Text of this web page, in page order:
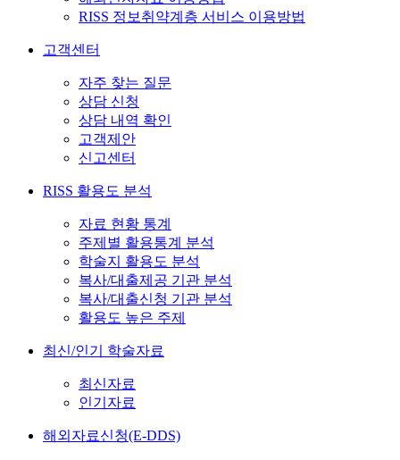
RISS 정보취약계층 서비스 이용방법
고객센터
자주 찾는 질문
상담 신청
상담 내역 확인
고객제안
신고센터
RISS 활용도 분석
자료 현황 통계
주제별 활용통계 분석
학술지 활용도 분석
복사/대출제공 기관 분석
복사/대출신청 기관 분석
활용도 높은 주제
최신/인기 학술자료
최신자료
인기자료
해외자료신청(E-DDS)